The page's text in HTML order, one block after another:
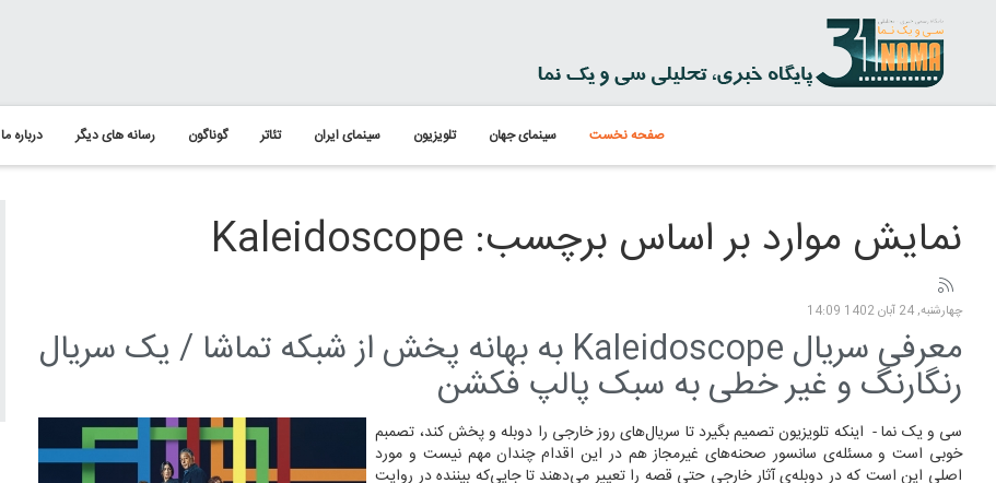
صفحه نخست سینمای جهان تلویزیون سینمای ایران تئاتر گوناگون رسانه های دیگر درباره ما
نمایش موارد بر اساس برچسب: Kaleidoscope
چهارشنبه, 24 آبان 1402 14:09
معرفی سریال Kaleidoscope به بهانه پخش از شبکه تماشا / یک سریال
رنگارنگ و غیر خطی به سبک پالپ فکشن
سی و یک نما - اینکه تلویزیون تصمیم بگیرد تا سریال‌های روز خارجی را دوبله و پخش کند، تصمبم
خوبی است و مسئله‌ی سانسور صحنه‌های غیرمجاز هم در این اقدام چندان مهم نیست و مورد
اصلی این است که در دوبله‌ی آثار خارجی حتی قصه را تعییر می‌دهند تا جایی‌که بیننده در روایت